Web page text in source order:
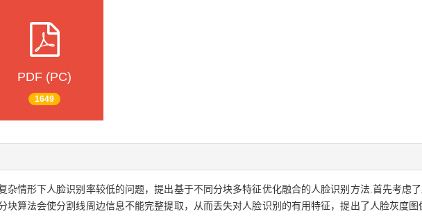
PDF (PC)
1649
杂情形下人脸识别率较低的问题，提出基于不同分块多特征优化融合的人脸识别方法.首先考虑
块算法会使分割线周边信息不能完整提取，从而丢失对人脸识别的有用特征，提出了人脸灰度